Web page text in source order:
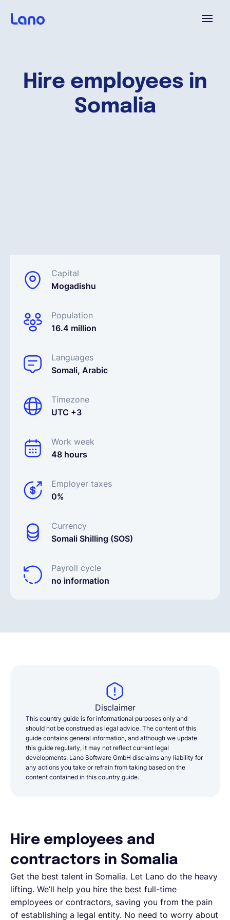
Hire employees in
Somalia
Capital
Mogadishu
Population
16.4 million
Languages
Somali, Arabic
Timezone
UTC +3
Work week
48 hours
Employer taxes
0%
Currency
Somali Shilling (SOS)
Payroll cycle
no information
¿Por qué Lano?
Solicita una demo
EOR & Payroll
Contractor Management
Disclaimer
This country guide is for informational purposes only and
should not be construed as legal advice. The content of this
guide contains general information, and although we update
this guide regularly, it may not reflect current legal
developments. Lano Software GmbH disclaims any liability for
any actions you take or refrain from taking based on the
content contained in this country guide.
Hire employees and
contractors in Somalia
Get the best talent in Somalia. Let Lano do the heavy
lifting. We’ll help you hire the best full-time
employees or contractors, saving you from the pain
of establishing a legal entity. No need to worry about